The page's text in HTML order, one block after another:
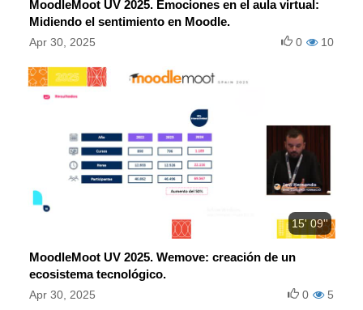
MoodleMoot UV 2025. Emociones en el aula virtual:
Midiendo el sentimiento en Moodle.
Apr 30, 2025 10
0
15' 09''
MoodleMoot UV 2025. Wemove: creación de un
ecosistema tecnológico.
Apr 30, 2025 5
0